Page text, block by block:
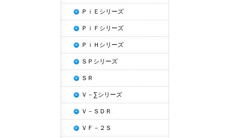
ＰｉＥシリーズ
ＰｉＦシリーズ
ＰｉＨシリーズ
ＳＰシリーズ
ＳＲ
Ｖ－∑シリーズ
Ｖ－ＳＤＲ
ＶＦ－２Ｓ